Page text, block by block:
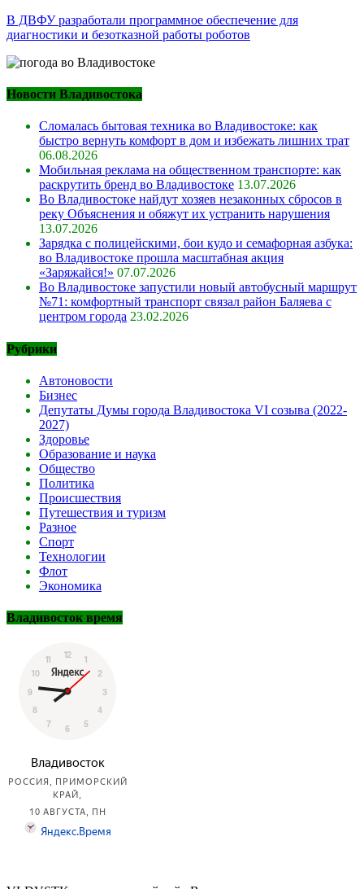
В ДВФУ разработали программное обеспечение для
диагностики и безотказной работы роботов
Новости Владивостока
Сломалась бытовая техника во Владивостоке: как
быстро вернуть комфорт в дом и избежать лишних трат
06.08.2026
Мобильная реклама на общественном транспорте: как
раскрутить бренд во Владивостоке 13.07.2026
Во Владивостоке найдут хозяев незаконных сбросов в
реку Объяснения и обяжут их устранить нарушения
13.07.2026
Зарядка с полицейскими, бои кудо и семафорная азбука:
во Владивостоке прошла масштабная акция
«Заряжайся!» 07.07.2026
Во Владивостоке запустили новый автобусный маршрут
№71: комфортный транспорт связал район Баляева с
центром города 23.02.2026
Рубрики
Автоновости
Бизнес
Депутаты Думы города Владивостока VI созыва (2022-
2027)
Здоровье
Образование и наука
Общество
Политика
Происшествия
Путешествия и туризм
Разное
Спорт
Технологии
Флот
Экономика
Владивосток время